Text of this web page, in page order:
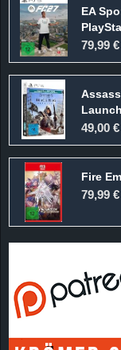
EA
79,99 €
49,00 €
Fire
79,99 €